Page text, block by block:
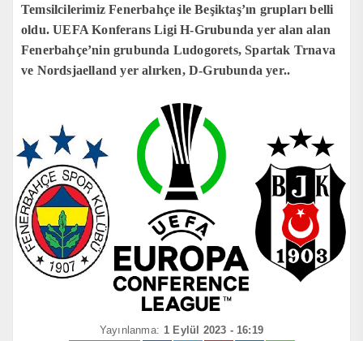
Temsilcilerimiz Fenerbahçe ile Beşiktaş’ın grupları belli
oldu. UEFA Konferans Ligi H-Grubunda yer alan alan
Fenerbahçe’nin grubunda Ludogorets, Spartak Trnava
ve Nordsjaelland yer alırken, D-Grubunda yer..
Yayınlanma: 1 Eylül 2023 - 16:19